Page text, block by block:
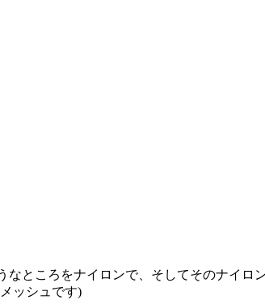
なところをナイロンで、そしてそのナイロ
ッシュです)